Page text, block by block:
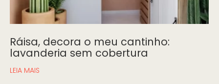
Ráisa, decora o meu cantinho:
lavanderia sem cobertura
LEIA MAIS